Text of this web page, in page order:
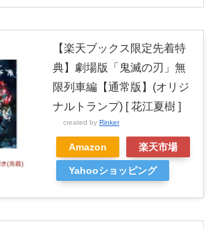
【楽天ブックス限定先着特
典】劇場版「鬼滅の刃」無
限列車編【通常版】(オリジ
ナルトランプ) [ 花江夏樹 ]
created by Rinker
Amazon 楽天市場
Yahooショッピング